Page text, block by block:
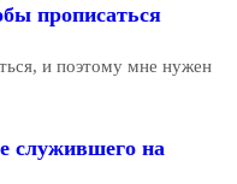
прописаться
и поэтому мне нужен
служившего на